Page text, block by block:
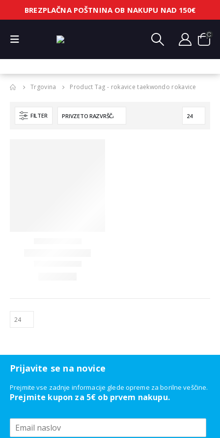
BREZPLAČNA POŠTNINA OB NAKUPU NAD 150€
Trgovina Product Tag - rokavice taekwondo rokavice
FILTER
Prijavite se na novice
Prejmite vse zadnje informacije glede opreme za borilne veščine.
Prejmite kupon za 5€ ob prvem nakupu.